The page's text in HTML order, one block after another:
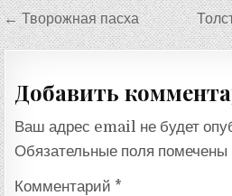
Навигация
по
← Творожная пасха
Добавить
Ваш адрес email не будет
Обязательные поля помечены
Комментарий *